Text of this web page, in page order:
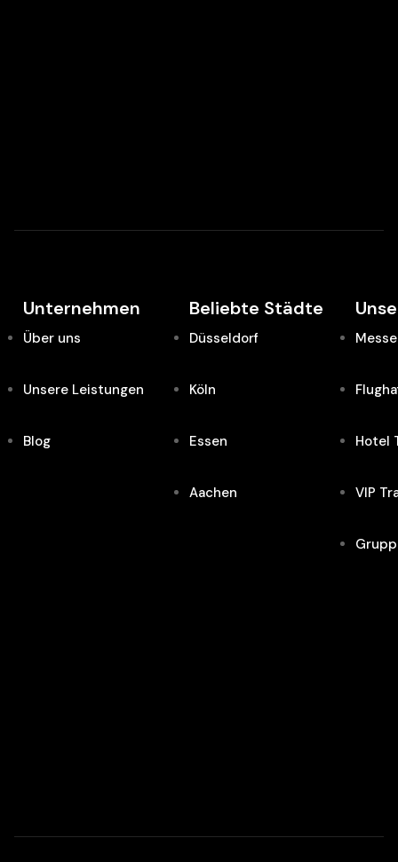
Unternehmen
Über uns
Unsere Leistungen
Blog
Beliebte Städte
Düsseldorf
Köln
Essen
Aachen
Hotel
VIP